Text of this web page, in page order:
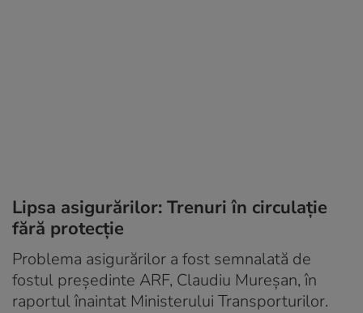
Lipsa asigurărilor: Trenuri în circulaţie
fără protecţie
Problema asigurărilor a fost semnalată de
fostul preşedinte ARF, Claudiu Mureşan, în
raportul înaintat Ministerului Transporturilor.